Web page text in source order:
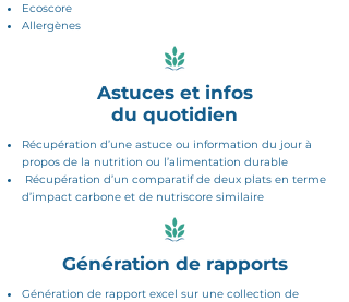
Ecoscore
Allergènes
Astuces et infos
du quotidien
Récupération d’une astuce ou information du jour à
propos de la nutrition ou l’alimentation durable
Récupération d’un comparatif de deux plats en terme
d’impact carbone et de nutriscore similaire
Génération de rapports
Génération de rapport excel sur une collection de